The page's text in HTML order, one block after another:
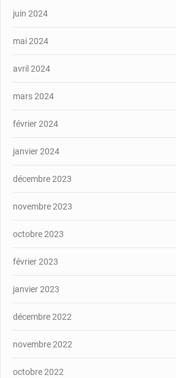
juin 2024
mai 2024
avril 2024
mars 2024
février 2024
janvier 2024
décembre 2023
novembre 2023
octobre 2023
février 2023
janvier 2023
décembre 2022
novembre 2022
octobre 2022